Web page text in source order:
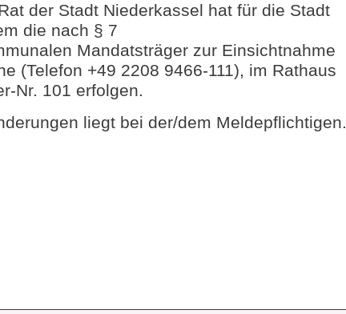
der Stadt Niederkassel hat für die Stadt
die nach § 7
Mandatsträger zur Einsichtnahme
(Telefon +49 2208 9466-111), im Rathaus
Nr. 101 erfolgen.
liegt bei der/dem Meldepflichtigen.